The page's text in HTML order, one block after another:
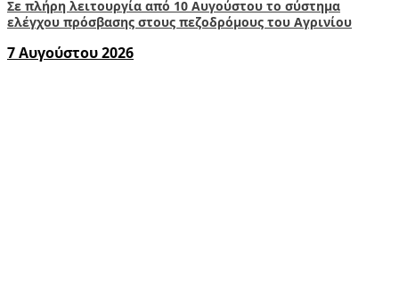
Σε πλήρη λειτουργία από 10 Αυγούστου το σύστημα
ελέγχου πρόσβασης στους πεζοδρόμους του Αγρινίου
7 Αυγούστου 2026